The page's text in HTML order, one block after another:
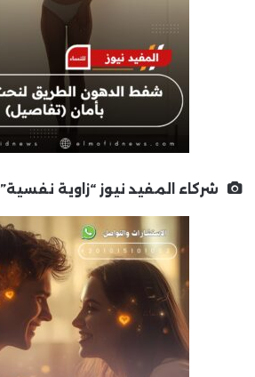
شركاء المفيد نيوز “زاوية نفسية”